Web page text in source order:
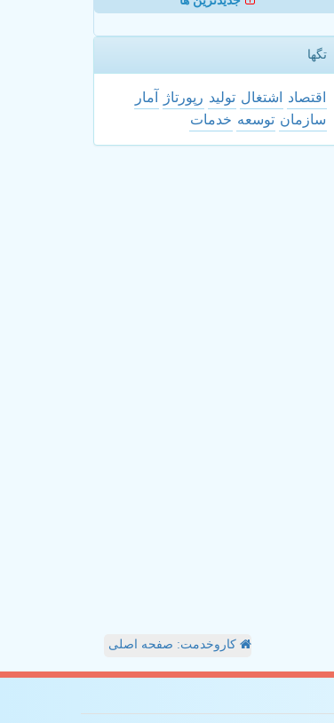
تگها
اقتصاد اشتغال تولید رپورتاژ
آمار
سازمان توسعه خدمات
کاروخدمت: صفحه اصلی